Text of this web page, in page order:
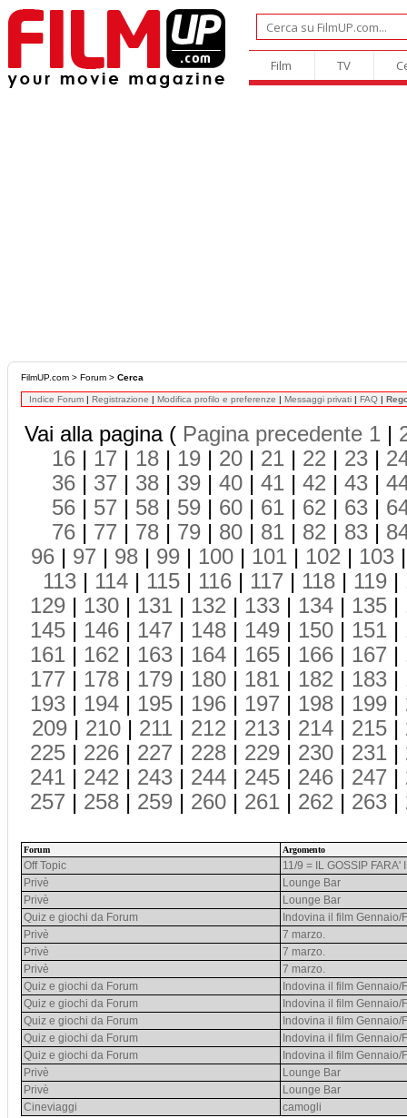
Film TV
FilmUP.com > Forum > Cerca
Indice Forum | Registrazione | Modifica profilo e preferenze | Messaggi privati | FAQ |
Vai alla pagina ( Pagina precedente 1 |
16 | 17 | 18 | 19 | 20 | 21 | 22 | 23 |
36 | 37 | 38 | 39 | 40 | 41 | 42 | 43 |
56 | 57 | 58 | 59 | 60 | 61 | 62 | 63 |
76 | 77 | 78 | 79 | 80 | 81 | 82 | 83 |
96 | 97 | 98 | 99 | 100 | 101 | 102 | 103
113 | 114 | 115 | 116 | 117 | 118 | 119 |
129 | 130 | 131 | 132 | 133 | 134 | 135 |
145 | 146 | 147 | 148 | 149 | 150 | 151 |
161 | 162 | 163 | 164 | 165 | 166 | 167 |
177 | 178 | 179 | 180 | 181 | 182 | 183 |
193 | 194 | 195 | 196 | 197 | 198 | 199 |
209 | 210 | 211 | 212 | 213 | 214 | 215 |
225 | 226 | 227 | 228 | 229 | 230 | 231 |
241 | 242 | 243 | 244 | 245 | 246 | 247 |
257 | 258 | 259 | 260 | 261 | 262 | 263 |
Forum Argomento
Off Topic
11/9 = IL GOSSIP FARA'
Privè
Lounge Bar
Privè
Lounge Bar
Quiz e giochi da Forum
Indovina il film Gennaio/
Privè
7 marzo.
Privè
7 marzo.
Privè
7 marzo.
Quiz e giochi da Forum
Indovina il film Gennaio/
Quiz e giochi da Forum
Indovina il film Gennaio/
Quiz e giochi da Forum
Indovina il film Gennaio/
Quiz e giochi da Forum
Indovina il film Gennaio/
Quiz e giochi da Forum
Indovina il film Gennaio/
Privè
Lounge Bar
Privè
Lounge Bar
Cineviaggi
camogli